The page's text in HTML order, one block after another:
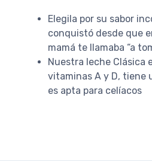
Elegila por su sabor
conquistó desde que
mamá te llamaba “a
Nuestra leche Clásica
vitaminas A y D, tiene
es apta para celíacos